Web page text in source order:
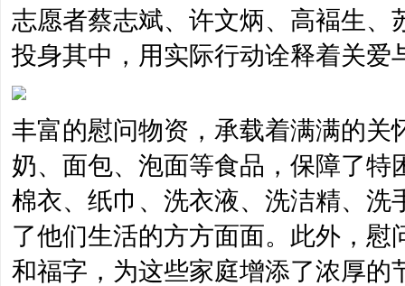
志愿者蔡志斌、许文炳、高褔生、
投身其中，用实际行动诠释着关爱
丰富的慰问物资，承载着满满的关
奶、面包、泡面等食品，保障了
棉衣、纸巾、洗衣液、洗洁精、洗
了他们生活的方方面面。此外，
和福字，为这些家庭增添了浓厚的